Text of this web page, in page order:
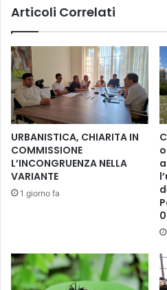
i
z
i
o
n
e
t
r
a
c
r
l
o
e
m
i
o
r
e
e
r
d
e
'
U
d
Articoli Correlati
URBANISTICA, CHIARITA IN
COMMISSIONE
L’INCONGRUENZA NELLA
VARIANTE
1 giorno fa